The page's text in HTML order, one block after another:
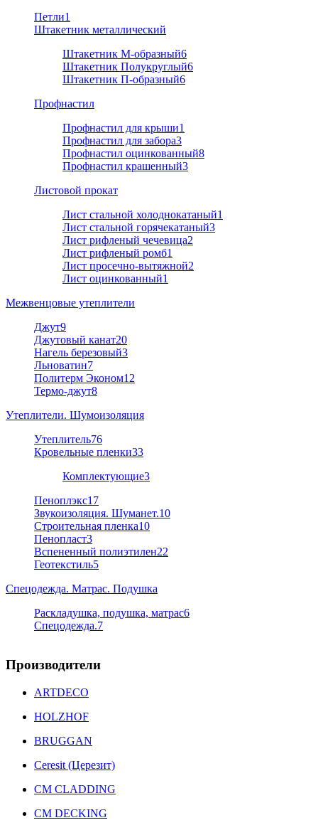
Петли1
Штакетник металлический
Штакетник М-образный6
Штакетник Полукруглый6
Штакетник П-образный6
Профнастил
Профнастил для крыши1
Профнастил для забора3
Профнастил оцинкованный8
Профнастил крашенный3
Листовой прокат
Лист стальной холоднокатаный1
Лист стальной горячекатаный3
Лист рифленый чечевица2
Лист рифленый ромб1
Лист просечно-вытяжной2
Лист оцинкованный1
Межвенцовые утеплители
Джут9
Джутовый канат20
Нагель березовый3
Льноватин7
Политерм Эконом12
Термо-джут8
Утеплители. Шумоизоляция
Утеплитель76
Кровельные пленки33
Комплектующие3
Пеноплэкс17
Звукоизоляция. Шуманет.10
Строительная пленка10
Пенопласт3
Вспененный полиэтилен22
Геотекстиль5
Спецодежда. Матрас. Подушка
Раскладушка, подушка, матрас6
Спецодежда.7
Производители
ARTDECO
HOLZHOF
BRUGGAN
Ceresit (Церезит)
CM CLADDING
CM DECKING